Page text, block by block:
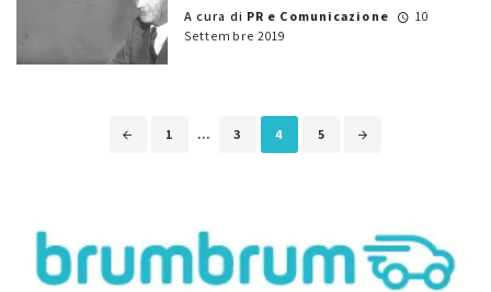
A cura di PR e Comunicazione
10
Settembre 2019
1 ... 3 4 5